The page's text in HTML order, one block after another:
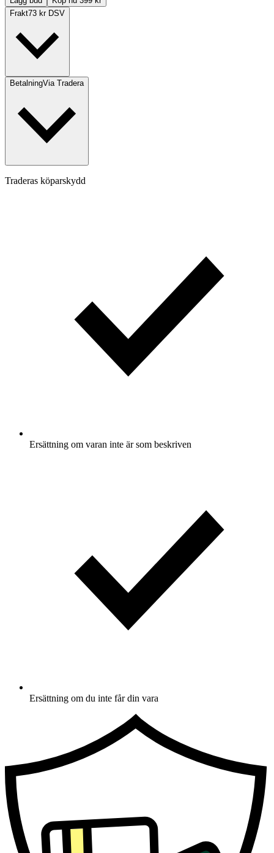
Frakt73 kr DSV
BetalningVia Tradera
Traderas köparskydd
Ersättning om varan inte är som beskriven
Ersättning om du inte får din vara